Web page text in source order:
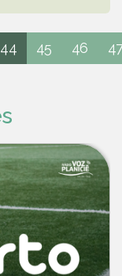
44 45 46